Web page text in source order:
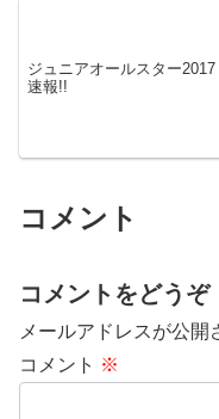
ジュニアオールスター
速報!!
コメント
コメントをどうぞ
メールアドレスが公開
コメント ※